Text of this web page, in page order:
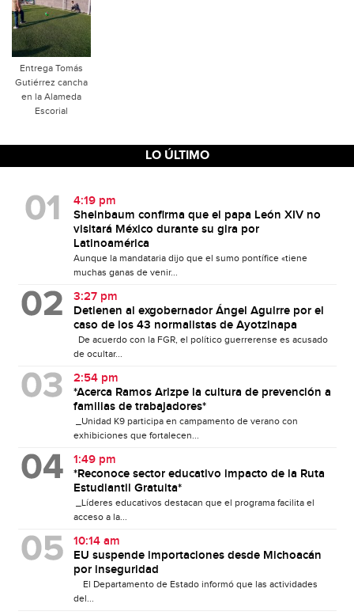
Entrega Tomás
Gutiérrez cancha
en la Alameda
Escorial
LO ÚLTIMO
4:19 pm
Sheinbaum confirma que el papa León XIV no
visitará México durante su gira por
Latinoamérica
Aunque la mandataria dijo que el sumo pontífice «tiene
muchas ganas de venir...
3:27 pm
Detienen al exgobernador Ángel Aguirre por el
caso de los 43 normalistas de Ayotzinapa
De acuerdo con la FGR, el político guerrerense es acusado
de ocultar...
2:54 pm
*Acerca Ramos Arizpe la cultura de prevención a
familias de trabajadores*
_Unidad K9 participa en campamento de verano con
exhibiciones que fortalecen...
1:49 pm
*Reconoce sector educativo impacto de la Ruta
Estudiantil Gratuita*
_Líderes educativos destacan que el programa facilita el
acceso a la...
10:14 am
EU suspende importaciones desde Michoacán
por inseguridad
El Departamento de Estado informó que las actividades
del...